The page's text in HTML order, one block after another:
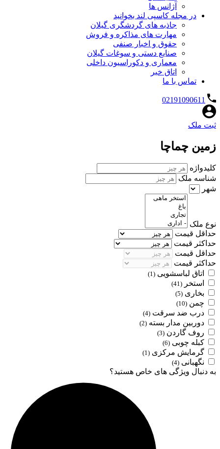
آژانس ها
در مجله کاسپی لند بخوانید
جاذبه های گردشگری گیلان
مهارت های مذاکره و فروش
حقوق و اخبار صنفی
صنایع دستی و سوغات گیلان
معماری و دکوراسیون داخلی
اتاق خبر
تماس با ما
02191090611
ثبت ملک
زمین چماچا
کلیدواژه
شناسه ملک
شهر
نوع ملک
حداقل قیمت
حداکثر قیمت
حداقل قیمت
حداکثر قیمت
اتاق لباسشویی (1)
استخر (41)
بخاری (5)
چمن (10)
درب ضد سرقت (4)
دوربین مدار بسته (2)
روف گاردن (3)
کبله چوبی (6)
گرمایش مرکزی (1)
نگهبانی (4)
به دنبال ویژگی های خاص هستید؟